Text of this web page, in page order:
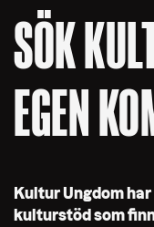
SÖK
EGEN
Kultur Ungdom
kulturstöd som